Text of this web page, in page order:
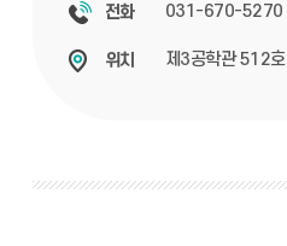
전화 031-670-5270
위치 제3공학관 512호